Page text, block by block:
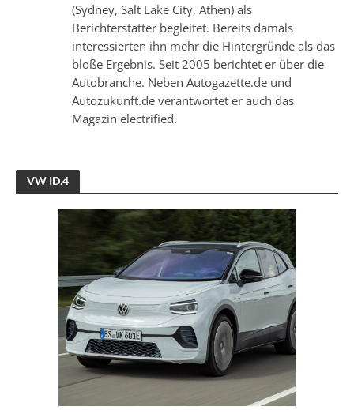
(Sydney, Salt Lake City, Athen) als
Berichterstatter begleitet. Bereits damals
interessierten ihn mehr die Hintergründe als das
bloße Ergebnis. Seit 2005 berichtet er über die
Autobranche. Neben Autogazette.de und
Autozukunft.de verantwortet er auch das
Magazin electrified.
VW ID.4